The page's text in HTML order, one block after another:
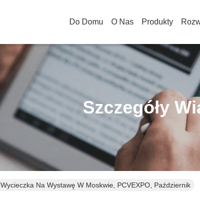
Do Domu O Nas Produkty
Szczegóły
Na Wystawę W Moskwie, PCVEXPO, Październik